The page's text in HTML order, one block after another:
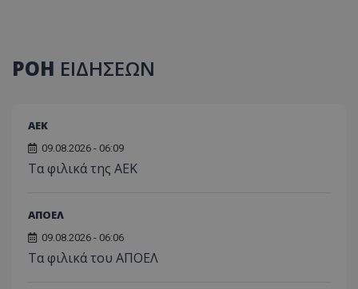
ΡΟΗ ΕΙΔΗΣΕΩΝ
ΑEK
09.08.2026 - 06:09
Τα φιλικά της ΑΕΚ
ΑΠΟΕΛ
09.08.2026 - 06:06
Τα φιλικά του ΑΠΟΕΛ